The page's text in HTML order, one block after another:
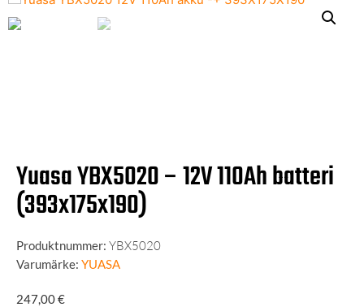
Yuasa YBX5020 – 12V 110Ah batteri
(393x175x190)
Produktnummer: YBX5020
Varumärke: YUASA
247,00€